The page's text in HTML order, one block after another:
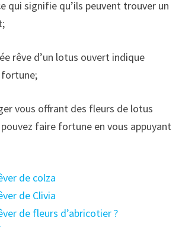
qui signifie qu’ils peuvent trouver un
rêve d’un lotus ouvert indique
fortune;
vous offrant des fleurs de lotus
faire fortune en vous appuyant
de colza
de Clivia
de fleurs d’abricotier ?